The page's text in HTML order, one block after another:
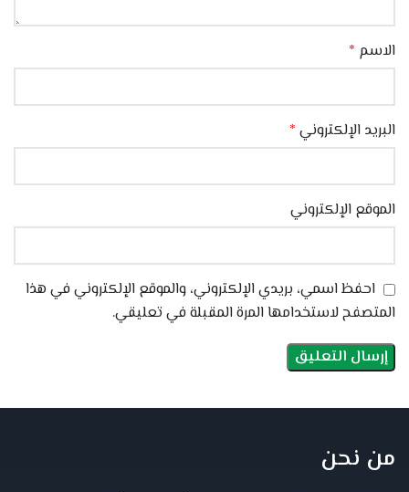
الاسم *
البريد الإلكتروني *
الموقع الإلكتروني
احفظ اسمي، بريدي الإلكتروني، والموقع الإلكتروني في هذا
المتصفح لاستخدامها المرة المقبلة في تعليقي.
من نحن